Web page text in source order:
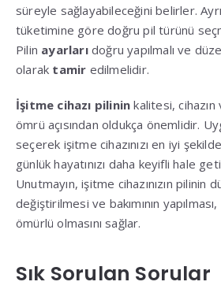
süreyle sağlayabileceğini belirler.
tüketimine göre doğru pil türünü
Pilin ayarlarıdoğru yapılmalı ve
olarak tamir edilmelidir.
İşitme cihazı pilinin kalitesi, cihazın
ömrü açısından oldukça önemlidir.
seçerek işitme cihazınızı en iyi
günlük hayatınızı daha keyifli hale
Unutmayın, işitme cihazınızın pilinin
değiştirilmesi ve bakımının yapılması,
ömürlü olmasını sağlar.
Sık Sorulan Sorular